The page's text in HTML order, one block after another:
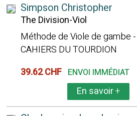
Simpson Christopher
The Division-Viol
Méthode de Viole de gambe
CAHIERS DU TOURDION
39.62 CHF ENVOI IMMÉDIAT
En savoir+